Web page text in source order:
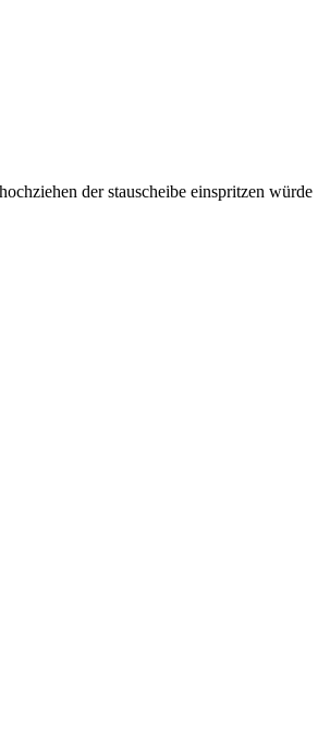
der stauscheibe einspritzen würde